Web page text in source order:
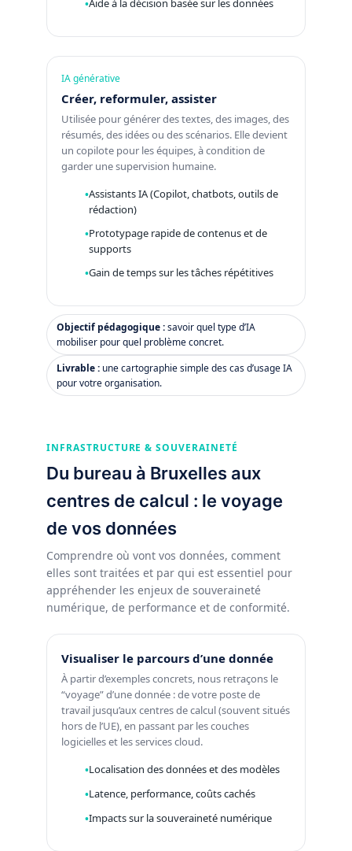
Aide à la décision basée sur les données
IA générative
Créer, reformuler, assister
Utilisée pour générer des textes, des images, des
résumés, des idées ou des scénarios. Elle devient
un copilote pour les équipes, à condition de
garder une supervision humaine.
Assistants IA (Copilot, chatbots, outils de
rédaction)
Prototypage rapide de contenus et de
supports
Gain de temps sur les tâches répétitives
Objectif pédagogique :savoir quel type d’IA
mobiliser pour quel problème concret.
Livrable : une cartographie simple des cas d’usage IA
pour votre organisation.
INFRASTRUCTURE & SOUVERAINETÉ
Du bureau à Bruxelles aux
centres de calcul : le voyage
de vos données
Comprendre où vont vos données, comment
elles sont traitées et par qui est essentiel pour
appréhender les enjeux de souveraineté
numérique, de performance et de conformité.
Visualiser le parcours d’une donnée
À partir d’exemples concrets, nous retraçons le
“voyage” d’une donnée : de votre poste de
travail jusqu’aux centres de calcul (souvent situés
hors de l’UE), en passant par les couches
logicielles et les services cloud.
Localisation des données et des modèles
Latence, performance, coûts cachés
Impacts sur la souveraineté numérique